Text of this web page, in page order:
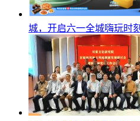
城，开启六一全城嗨玩时刻